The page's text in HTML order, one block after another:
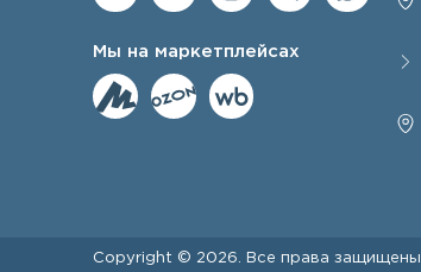
Мы на маркетплейсах
Copyright © 2026. Все права защищены.